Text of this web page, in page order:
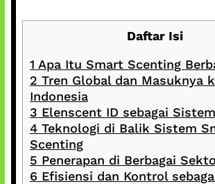
Daftar Isi
1 Apa Itu Smart Scenting
2 Tren Global dan Masuknya
Indonesia
3 Elenscent ID sebagai
4Teknologi di Balik Sistem
Scenting
5 Penerapan di Berbagai
6 Efisiensi dan Kontrol